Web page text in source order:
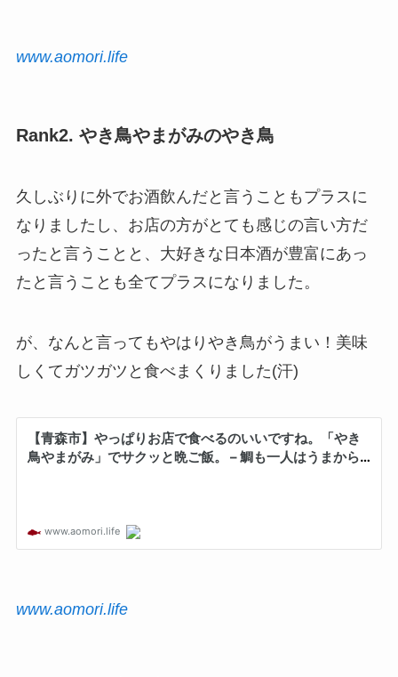
www.aomori.life
Rank2. やき鳥やまがみのやき鳥
久しぶりに外でお酒飲んだと言うこともプラスに
なりましたし、お店の方がとても感じの言い方だ
ったと言うことと、大好きな日本酒が豊富にあっ
たと言うことも全てプラスになりました。
が、なんと言ってもやはりやき鳥がうまい！美味
しくてガツガツと食べまくりました(汗)
www.aomori.life